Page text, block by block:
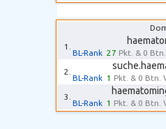
1.
BL-Rank 27 Pkt. & 0
2.
BL-Rank 1 Pkt. & 0 Btn.
3.
BL-Rank 1 Pkt. & 0 Btn.